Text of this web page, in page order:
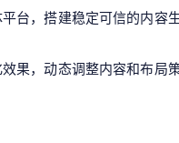
台，搭建稳定可信的内容
果，动态调整内容和布局